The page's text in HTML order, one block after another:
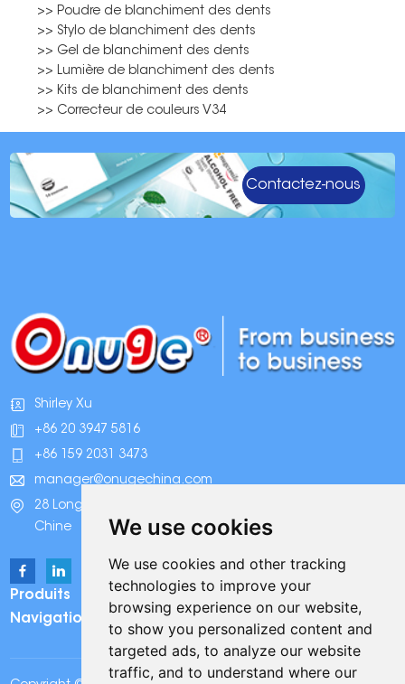
We use cookies
We use cookies and other tracking
technologies to improve your
browsing experience on our website,
to show you personalized content and
targeted ads, to analyze our website
traffic, and to understand where our
>> Poudre de blanchiment des dents
>> Stylo de blanchiment des dents
>> Gel de blanchiment des dents
>> Lumière de blanchiment des dents
>> Kits de blanchiment des dents
>> Correcteur de couleurs V34
Contactez-nous
Shirley Xu
+86 20 3947 5816
+86 159 2031 3473
manager@onugechina.com
28 Longhai Road, parc industriel Xinhua, Guangzhou,
Chine
Produits
Navigation